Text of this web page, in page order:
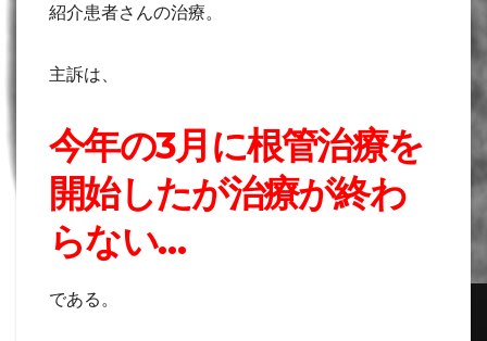
紹介患者さんの治療。
主訴は、
今年の3月に根管治療を
開始したが治療が終わ
らない…
である。